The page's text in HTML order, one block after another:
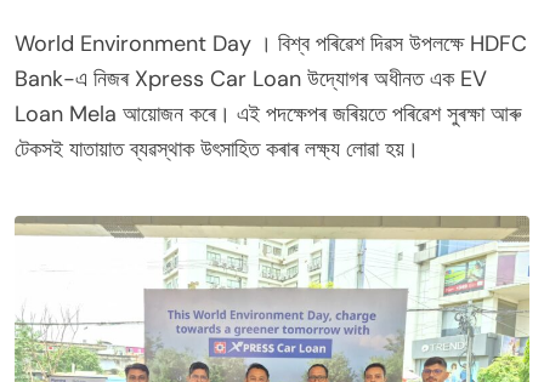
World Environment Day । বিশ্ব পৰিৱেশ দিৱস উপলক্ষে HDFC
Bank-এ নিজৰ Xpress Car Loan উদ্যোগৰ অধীনত এক EV
Loan Mela আয়োজন কৰে। এই পদক্ষেপৰ জৰিয়তে পৰিৱেশ সুৰক্ষা আৰু
টেকসই যাতায়াত ব্যৱস্থাক উৎসাহিত কৰাৰ লক্ষ্য লোৱা হয়।